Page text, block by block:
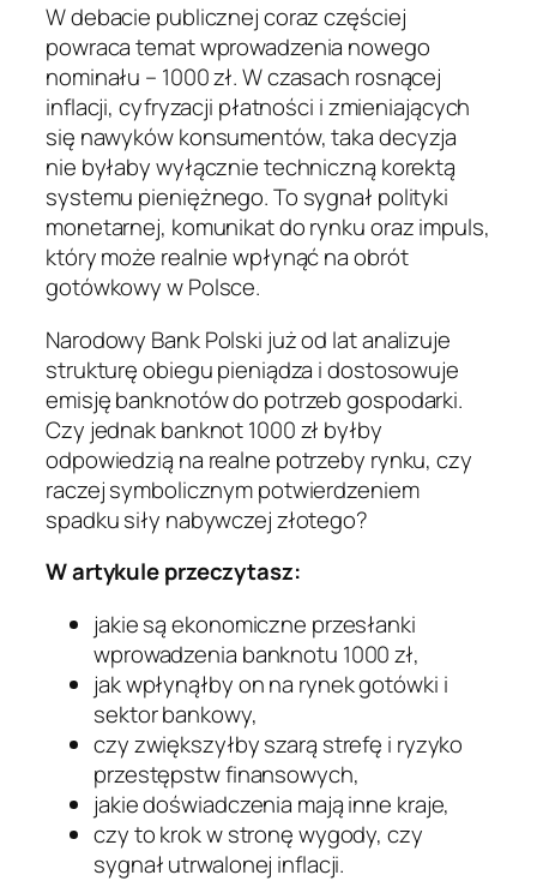
W debacie publicznej coraz częściej
powraca temat wprowadzenia nowego
nominału – 1000 zł. W czasach rosnącej
inflacji, cyfryzacji płatności i zmieniających
się nawyków konsumentów, taka decyzja
nie byłaby wyłącznie techniczną korektą
systemu pieniężnego. To sygnał polityki
monetarnej, komunikat do rynku oraz impuls,
który może realnie wpłynąć na obrót
gotówkowy w Polsce.
Narodowy Bank Polski już od lat analizuje
strukturę obiegu pieniądza i dostosowuje
emisję banknotów do potrzeb gospodarki.
Czy jednak banknot 1000 zł byłby
odpowiedzią na realne potrzeby rynku, czy
raczej symbolicznym potwierdzeniem
spadku siły nabywczej złotego?
W artykule przeczytasz:
jakie są ekonomiczne przesłanki
wprowadzenia banknotu 1000 zł,
jak wpłynąłby on na rynek gotówki i
sektor bankowy,
czy zwiększyłby szarą strefę i ryzyko
przestępstw finansowych,
jakie doświadczenia mają inne kraje,
czy to krok w stronę wygody, czy
sygnał utrwalonej inflacji.